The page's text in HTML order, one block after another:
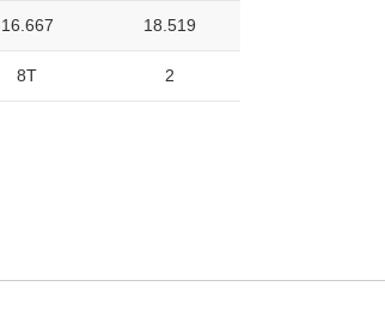
16.667 18.519
8T 2